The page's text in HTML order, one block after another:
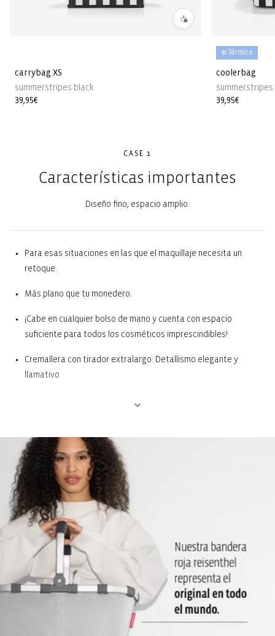
carrybag XS
summerstripes black
Precio
39,95€
❄️ Térmico
coolerbag
summerstripes
Precio
39,95€
CASE 1
Características importantes
Diseño fino, espacio amplio.
Para esas situaciones en las que el maquillaje necesita un
retoque.
Más plano que tu monedero.
¡Cabe en cualquier bolso de mano y cuenta con espacio
suficiente para todos los cosméticos imprescindibles!
Cremallera con tirador extralargo: Detallismo elegante y
llamativo